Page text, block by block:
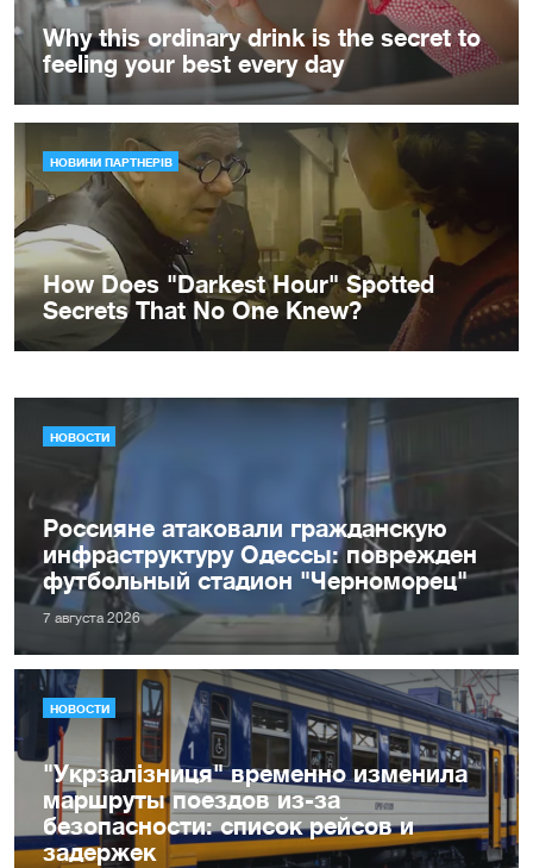
НОВОСТИ
Россияне атаковали гражданскую
инфраструктуру Одессы: поврежден
футбольный стадион "Черноморец"
7 августа 2026
НОВОСТИ
"Укрзалізниця" временно изменила
маршруты поездов из-за
безопасности: список рейсов и
задержек